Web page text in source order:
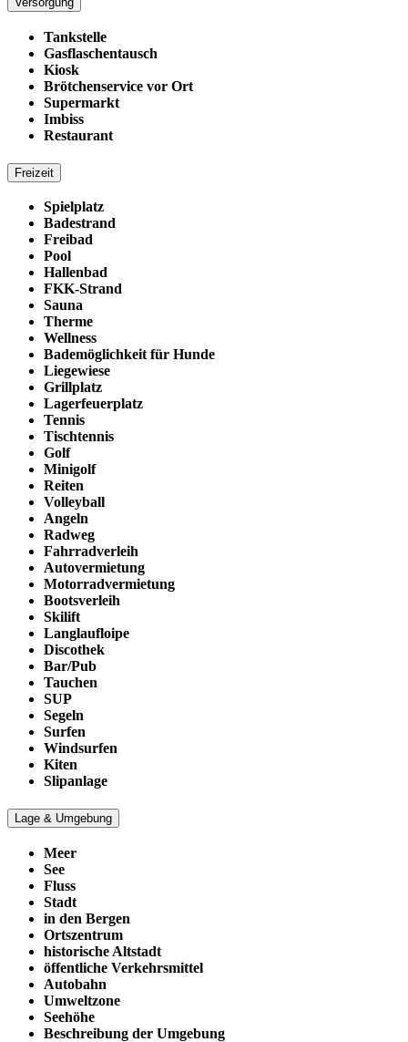
Tankstelle
Gasflaschentausch
Kiosk
Brötchenservice vor Ort
Supermarkt
Imbiss
Restaurant
Freizeit
Spielplatz
Badestrand
Freibad
Pool
Hallenbad
FKK-Strand
Sauna
Therme
Wellness
Bademöglichkeit für Hunde
Liegewiese
Grillplatz
Lagerfeuerplatz
Tennis
Tischtennis
Golf
Minigolf
Reiten
Volleyball
Angeln
Radweg
Fahrradverleih
Autovermietung
Motorradvermietung
Bootsverleih
Skilift
Langlaufloipe
Discothek
Bar/Pub
Tauchen
SUP
Segeln
Surfen
Windsurfen
Kiten
Slipanlage
Lage & Umgebung
Meer
See
Fluss
Stadt
in den Bergen
Ortszentrum
historische Altstadt
öffentliche Verkehrsmittel
Autobahn
Umweltzone
Seehöhe
Beschreibung der Umgebung